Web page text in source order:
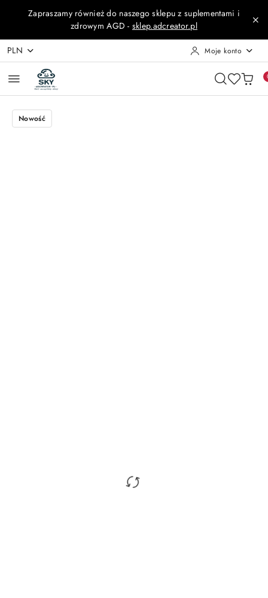
Przejdź do treści głównej
Przejdź do wyszukiwarki
Przejdź do moje konto
Przejdź do menu głównego
Przejdź do opisu produktu
Przejdź do stopki
Zapraszamy również do naszego sklepu z suplementami i
zdrowym AGD - sklep.adcreator.pl
PLN Moje konto
Nowość